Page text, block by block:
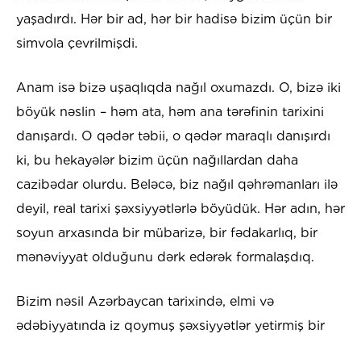
yaşadırdı. Hər bir ad, hər bir hadisə bizim üçün bir
simvola çevrilmişdi.
Anam isə bizə uşaqlıqda nağıl oxumazdı. O, bizə iki
böyük nəslin – həm ata, həm ana tərəfinin tarixini
danışardı. O qədər təbii, o qədər maraqlı danışırdı
ki, bu hekayələr bizim üçün nağıllardan daha
cazibədar olurdu. Beləcə, biz nağıl qəhrəmanları ilə
deyil, real tarixi şəxsiyyətlərlə böyüdük. Hər adın, hər
soyun arxasında bir mübarizə, bir fədakarlıq, bir
mənəviyyat olduğunu dərk edərək formalaşdıq.
Bizim nəsil Azərbaycan tarixində, elmi və
ədəbiyyatında iz qoymuş şəxsiyyətlər yetirmiş bir